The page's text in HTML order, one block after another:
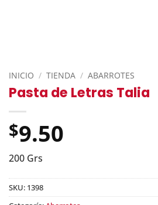
INICIO / TIENDA / ABARROTES
Pasta de Letras Talia
$9.50
200 Grs
SKU: 1398